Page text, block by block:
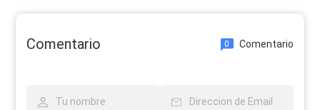
Comentario 0 Comentario